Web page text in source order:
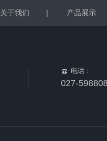
关于我们 | 产品展示
电话：
027-